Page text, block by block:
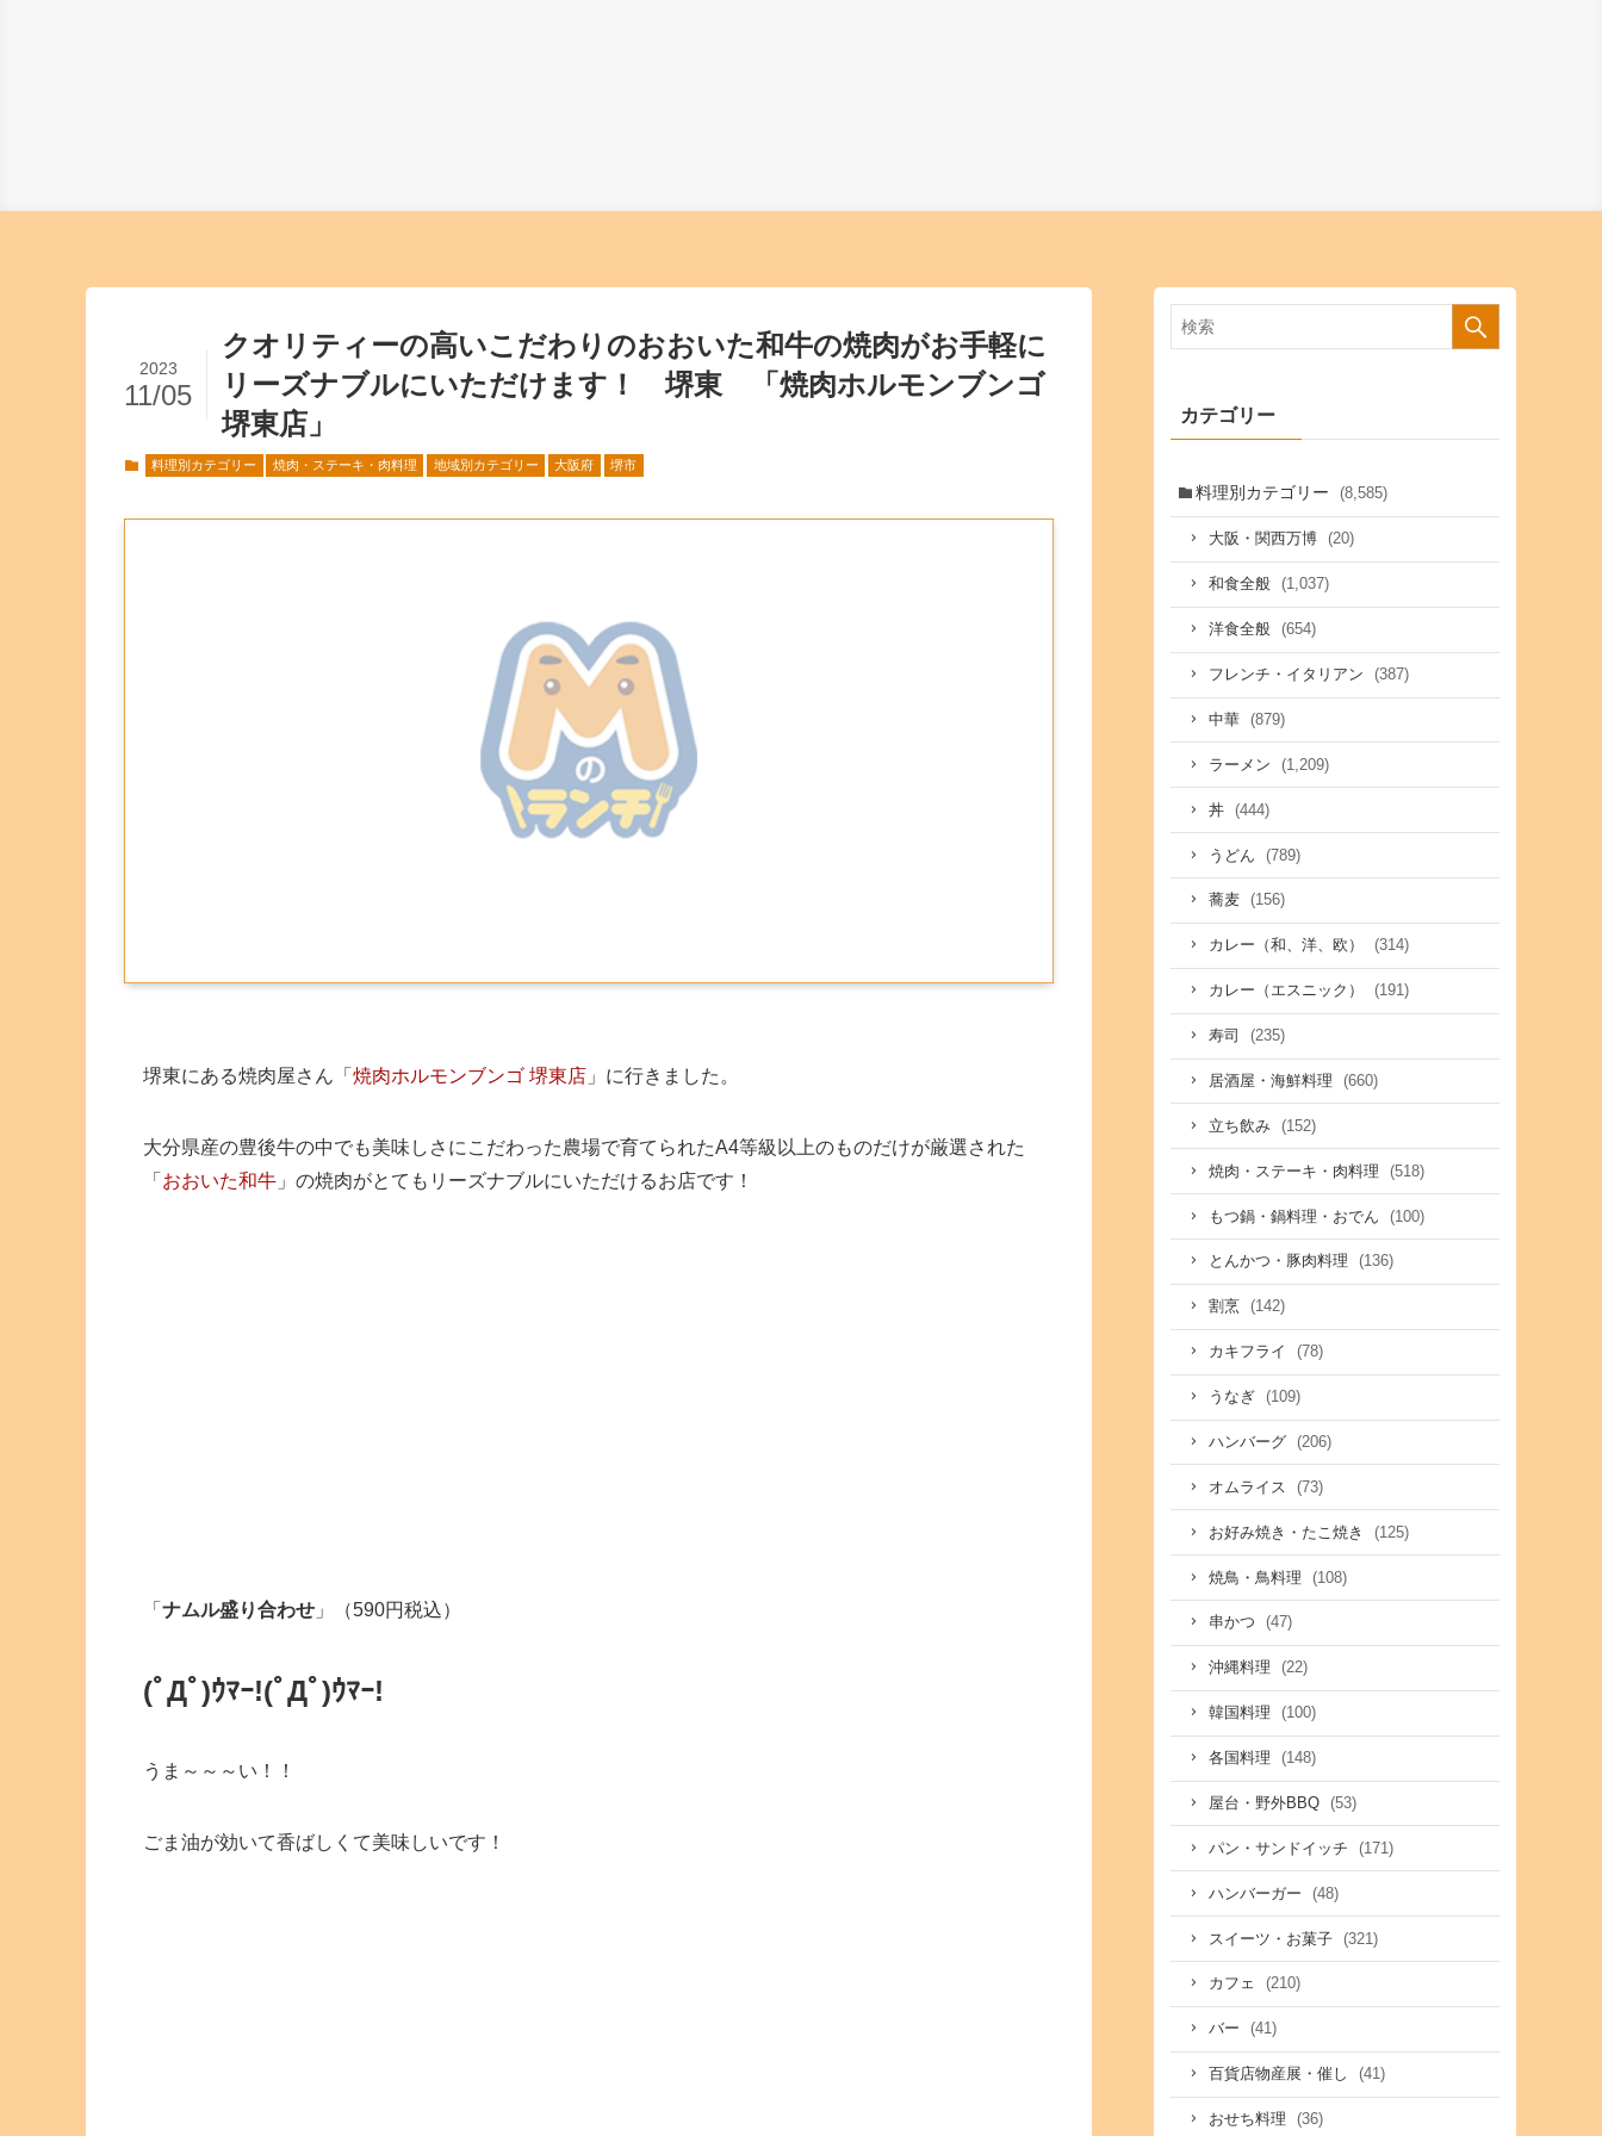
クオリティーの高いこだわりのおおいた和牛の焼肉がお手軽に
リーズナブルにいただけます！ 堺東 「焼肉ホルモンブンゴ
堺東店」
2023
11/05
料理別カテゴリー 焼肉・ステーキ・肉料理 地域別カテゴリー 大阪府 堺市
堺東にある焼肉屋さん「 焼肉ホルモンブンゴ 堺東店 」に行きました。
大分県産の豊後牛の中でも美味しさにこだわった農場で育てられたA4等級以上のものだけが厳選された
「 おおいた和牛 」の焼肉がとてもリーズナブルにいただけるお店です！
「 ナムル盛り合わせ 」（590円税込）
(ﾟДﾟ)ｳﾏｰ!(ﾟДﾟ)ｳﾏｰ!
うま～～～い！！
ごま油が効いて香ばしくて美味しいです！
カテゴリー
料理別カテゴリー (8,585)
大阪・関西万博 (20)
和食全般 (1,037)
洋食全般 (654)
フレンチ・イタリアン (387)
中華 (879)
ラーメン (1,209)
丼 (444)
うどん (789)
蕎麦 (156)
カレー（和、洋、欧） (314)
カレー（エスニック） (191)
寿司 (235)
居酒屋・海鮮料理 (660)
立ち飲み (152)
焼肉・ステーキ・肉料理 (518)
もつ鍋・鍋料理・おでん (100)
とんかつ・豚肉料理 (136)
割烹 (142)
カキフライ (78)
うなぎ (109)
ハンバーグ (206)
オムライス (73)
お好み焼き・たこ焼き (125)
焼鳥・鳥料理 (108)
串かつ (47)
沖縄料理 (22)
韓国料理 (100)
各国料理 (148)
屋台・野外BBQ (53)
パン・サンドイッチ (171)
ハンバーガー (48)
スイーツ・お菓子 (321)
カフェ (210)
バー (41)
百貨店物産展・催し (41)
おせち料理 (36)